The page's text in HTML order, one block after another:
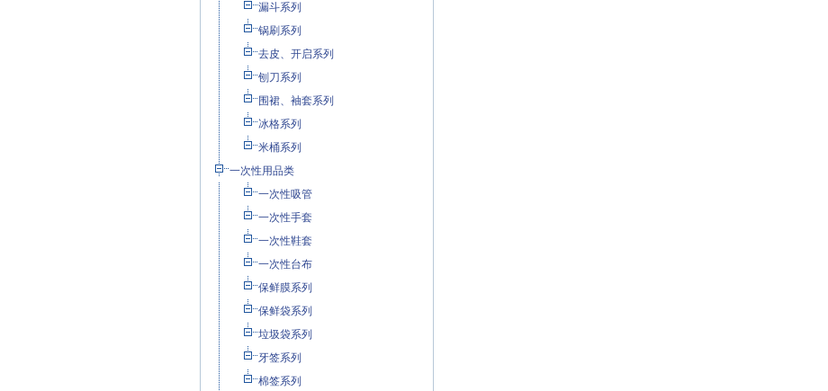
漏斗系列
锅刷系列
去皮、开启系列
刨刀系列
围裙、袖套系列
冰格系列
米桶系列
一次性用品类
一次性吸管
一次性手套
一次性鞋套
一次性台布
保鲜膜系列
保鲜袋系列
垃圾袋系列
牙签系列
棉签系列